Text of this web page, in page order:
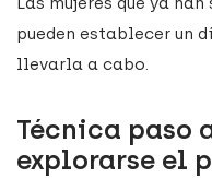
pueden establecer un
llevarla a cabo.
Técnica paso
explorarse el